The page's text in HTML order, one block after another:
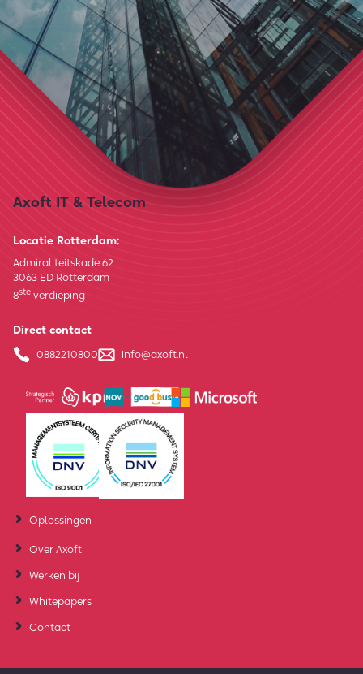
Axoft IT & Telecom
Locatie Rotterdam:
Admiraliteitskade 62
3063 ED Rotterdam
8ste verdieping
Direct contact
0882210800 info@axoft.nl
Oplossingen
Over Axoft
Werken bij
Whitepapers
Contact